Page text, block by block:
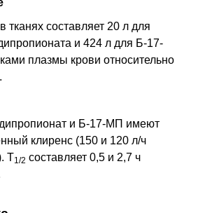
тканях составляет 20 л для
и 424 л для Б-17-
плазмы крови относительно
и Б-17-МП имеют
клиренс (150 и 120 л/ч
T1/2 составляет 0,5 и 2,7 ч